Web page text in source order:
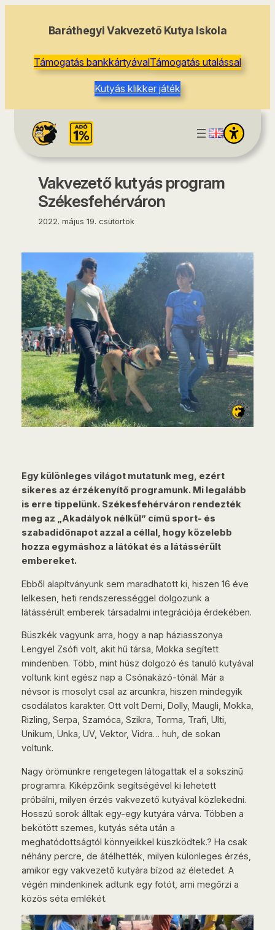
Baráthegyi Vakvezető Kutya Iskola
Támogatás bankkártyávalTámogatás utalással
Kutyás klikker játék
Vakvezető kutyás program
Székesfehérváron
2022. május 19. csütörtök
Egy különleges világot mutatunk meg, ezért
sikeres az érzékenyítő programunk. Mi legalább
is erre tippelünk. Székesfehérváron rendezték
meg az „Akadályok nélkül” című sport- és
szabadidőnapot azzal a céllal, hogy közelebb
hozza egymáshoz a látókat és a látássérült
embereket.
Ebből alapítványunk sem maradhatott ki, hiszen 16 éve
lelkesen, heti rendszerességgel dolgozunk a
látássérült emberek társadalmi integrációja érdekében.
Büszkék vagyunk arra, hogy a nap háziasszonya
Lengyel Zsófi volt, akit hű társa, Mokka segített
mindenben. Több, mint húsz dolgozó és tanuló kutyával
voltunk kint egész nap a Csónakázó-tónál. Már a
névsor is mosolyt csal az arcunkra, hiszen mindegyik
csodálatos karakter. Ott volt Demi, Dolly, Maugli, Mokka,
Rizling, Serpa, Szamóca, Szikra, Torma, Trafi, Ulti,
Unikum, Unka, UV, Vektor, Vidra… huh, de sokan
voltunk.
Nagy örömünkre rengetegen látogattak el a sokszínű
programra. Kiképzőink segítségével ki lehetett
próbálni, milyen érzés vakvezető kutyával közlekedni.
Hosszú sorok álltak egy-egy kutyára várva. Többen a
bekötött szemes, kutyás séta után a
meghatódottságtól könnyeikkel küszködtek.? Ha csak
néhány percre, de átélhették, milyen különleges érzés,
amikor egy vakvezető kutyára bízod az életedet. A
végén mindenkinek adtunk egy fotót, ami megőrzi a
közös séta emlékét.